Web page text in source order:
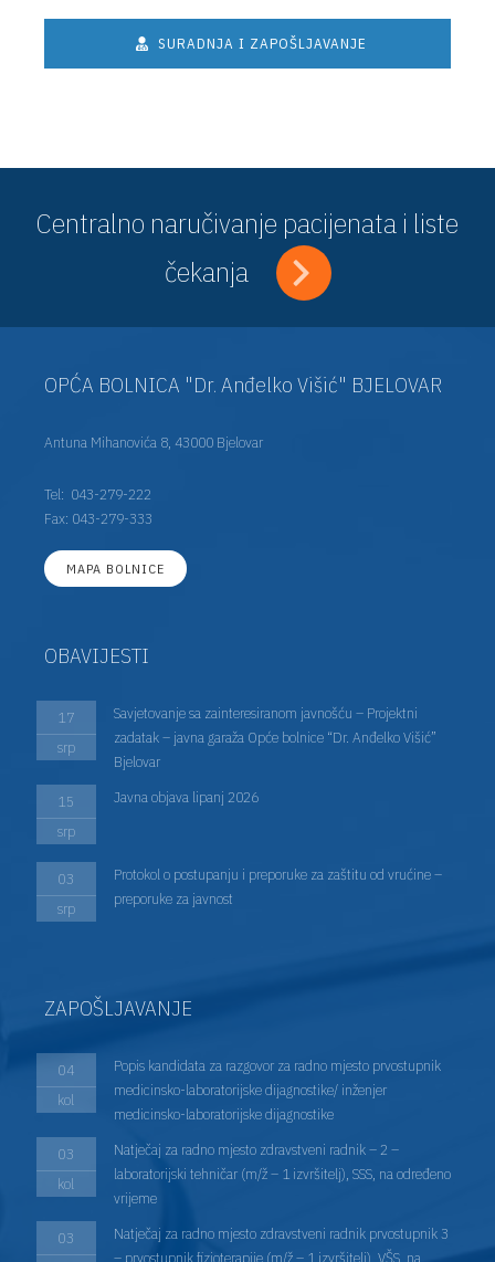
SURADNJA I ZAPOŠLJAVANJE
Centralno naručivanje pacijenata i liste
čekanja
OPĆA BOLNICA "Dr. Anđelko Višić" BJELOVAR
Antuna Mihanovića 8, 43000 Bjelovar
Tel: 043-279-222
Fax: 043-279-333
MAPA BOLNICE
OBAVIJESTI
17
srp
Savjetovanje sa zainteresiranom javnošću – Projektni
zadatak – javna garaža Opće bolnice “Dr. Anđelko Višić”
Bjelovar
15
srp
Javna objava lipanj 2026
03
srp
Protokol o postupanju i preporuke za zaštitu od vrućine –
preporuke za javnost
ZAPOŠLJAVANJE
04
kol
Popis kandidata za razgovor za radno mjesto prvostupnik
medicinsko-laboratorijske dijagnostike/ inženjer
medicinsko-laboratorijske dijagnostike
03
kol
Natječaj za radno mjesto zdravstveni radnik – 2 –
laboratorijski tehničar (m/ž – 1 izvršitelj), SSS, na određeno
vrijeme
03
Natječaj za radno mjesto zdravstveni radnik prvostupnik 3
– prvostupnik fizioterapije (m/ž – 1 izvršitelj), VŠS, na